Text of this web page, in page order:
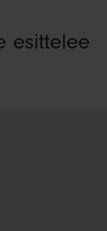
esittelee